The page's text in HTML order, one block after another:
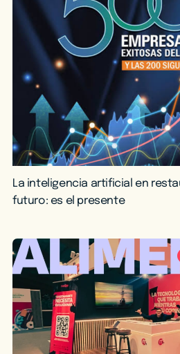
La inteligencia artificial en
futuro: es el presente